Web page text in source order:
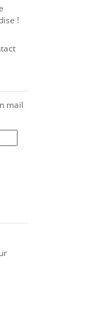
!
mail